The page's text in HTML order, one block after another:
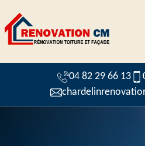
04 82 29 66 13